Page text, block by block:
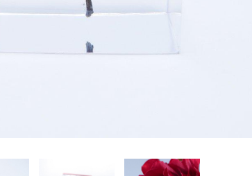
eギフト